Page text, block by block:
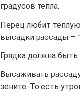
градусов тепла.
Перец любит теплую
высадки рассады –
Грядка должна быть
Высаживать
зените. То есть